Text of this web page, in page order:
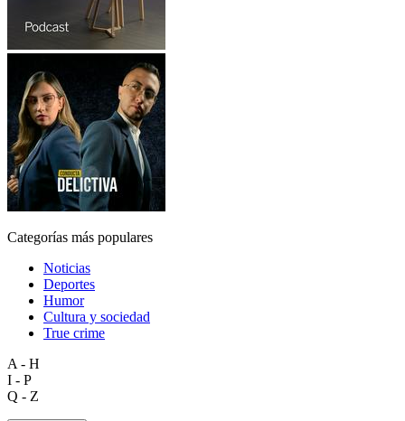
Categorías más populares
Noticias
Deportes
Humor
Cultura y sociedad
True crime
A - H
I - P
Q - Z